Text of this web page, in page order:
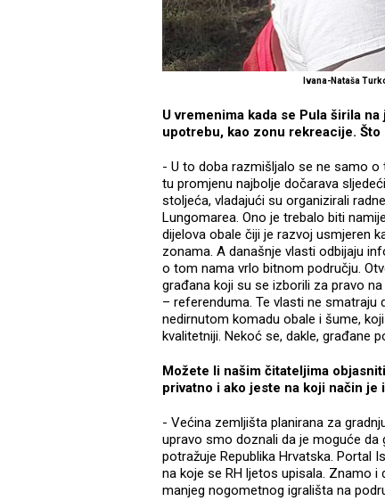
Ivana-Nataša
U vremenima kada se Pula širila
upotrebu, kao zonu rekreacije.
- U to doba razmišljalo se ne samo
tu promjenu najbolje dočarava
stoljeća, vladajući su organizirali
Lungomarea. Ono je trebalo biti
dijelova obale čiji je razvoj usmjeren
zonama. A današnje vlasti odbijaju
o tom nama vrlo bitnom području.
građana koji su se izborili za pravo
– referenduma. Te vlasti ne
nedirnutom komadu obale i šume,
kvalitetniji. Nekoć se, dakle, građane
Možete li našim čitateljima
privatno i ako jeste na koji način je
- Većina zemljišta planirana za
upravo smo doznali da je moguće
potražuje Republika Hrvatska. Portal
na koje se RH ljetos upisala. Znamo i
manjeg nogometnog igrališta na